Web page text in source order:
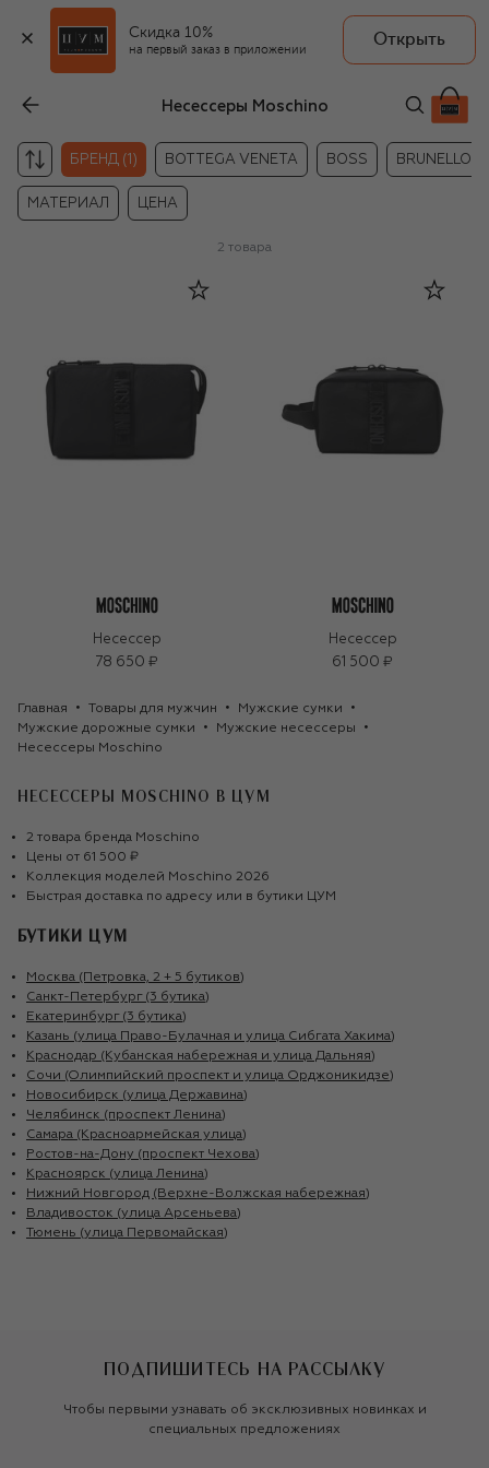
Скидка 10%
на первый заказ в приложении
Открыть
Несессеры Moschino
БРЕНД (1) BOTTEGA VENETA BOSS BRUNELLO
МАТЕРИАЛ ЦЕНА
2 товара
Несессер
78 650 ₽
Несессер
61 500 ₽
Главная Товары для мужчин
Мужские сумки
Мужские дорожные сумки
Мужские несессеры
Несессеры Moschino
НЕСЕССЕРЫ MOSCHINO В ЦУМ
2 товара бренда Moschino
Цены от 61 500 ₽
Коллекция моделей Moschino 2026
Быстрая доставка по адресу или в бутики ЦУМ
БУТИКИ ЦУМ
Москва (Петровка, 2 + 5 бутиков)
Санкт-Петербург (3 бутика)
Екатеринбург (3 бутика)
Казань (улица Право-Булачная и улица Сибгата Хакима)
Краснодар (Кубанская набережная и улица Дальняя)
Сочи (Олимпийский проспект и улица Орджоникидзе)
Новосибирск (улица Державина)
Челябинск (проспект Ленина)
Самара (Красноармейская улица)
Ростов-на-Дону (проспект Чехова)
Красноярск (улица Ленина)
Нижний Новгород (Верхне-Волжская набережная)
Владивосток (улица Арсеньева)
Тюмень (улица Первомайская)
ПОДПИШИТЕСЬ НА РАССЫЛКУ
Чтобы первыми узнавать об эксклюзивных новинках и
специальных предложениях